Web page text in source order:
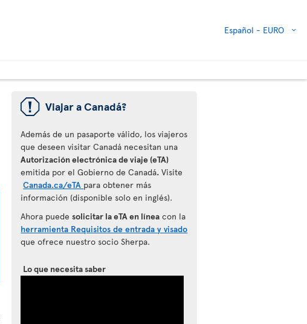
Español - EURO
ü Viajar a Canadá?
Además de un pasaporte válido, los viajeros
que deseen visitar Canadá necesitan una
Autorización electrónica de viaje (eTA)
emitida por el Gobierno de Canadá.Visite
Canada.ca/eTA para obtener más
información (disponible solo en inglés).
Ahora puedesolicitar la eTA en línea con la
herramienta Requisitos de entrada y visado
que ofrece nuestro socio Sherpa.
Lo que necesita saber